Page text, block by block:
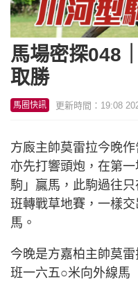
馬場密探048
取勝
馬圈快訊 更新時間：19:08
方廄主帥莫雷拉今晚
亦先打響頭炮，在第
駒」贏馬，此駒過往
班轉戰草地賽，一樣
馬。
今晚是方嘉柏主帥莫
班一六五○米向外線馬